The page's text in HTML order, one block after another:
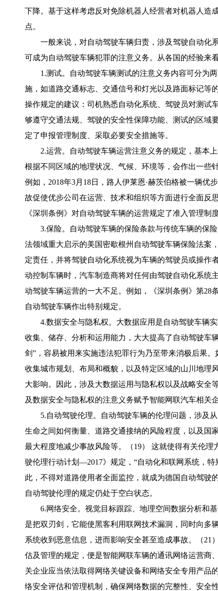
下降。基于这样考虑反对免除机器人经营者对机器人造
点。
一般来说，对自动驾驶车辆归责，涉及驾驶自动化
可成为自动驾驶车辆犯罪的注意义务。从各国的经验来
1.测试。自动驾驶车辆测试的注意义务内容可分为
施，如道路交通标志、交通信号和灯光以及路面标记等
操作规定的建议：司机熟悉自动化系统、驾驶员对测试
够遵守交通法规、驾驶的安全性保障功能、测试的区域
定了申报管理制度、采取必要安全措施等。
2.运营。自动驾驶车辆运营注意义务的规定，基本
根据不同区域的地理状况、气候、环境等，会作出一些
例如，2018年3月18日，路人伊莱恩·赫茨伯格被一辆
故促使优步公司在运营、技术和组织等方面进行全面反
《深圳条例》对自动驾驶车辆的运营规定了准入管理制
3.保险。自动驾驶车辆的保险条款与传统车辆的保
法领域重大启示的美国密歇根州自动驾驶车辆保险法案
定责任，并将驾驶自动化系统视为车辆的驾驶员或操作
动控制车辆时，汽车制造商将对任何由驾驶自动化系统
动驾驶车辆运营的一大不足。例如，《深圳条例》第28
自动驾驶车辆作出特别规定。
4.数据安全与隐私权。大数据应用是自动驾驶车辆
收集、储存、分析和运用能力，大大提高了自动驾驶车
剑”，容易被用来实施违法犯罪行为乃至带来消极后果
收集城市规划、布局和概貌，以及特定区域的山川地理
大影响。因此，涉及大数据运用与隐私权以及战略安全
及数据安全与隐私权的注意义务赋予智能网联汽车相关
5.自动驾驶伦理。自动驾驶车辆的伦理问题，涉及
生命之间如何衡量、道路交通接纳的风险程度，以及国
最大程度地减少事故风险等。（19） 这就使得有关伦
驶伦理行动计划—2017》规定，“自动化和联网系统，
此，不得对道路使用者全面监控，就成为德国自动驾驶
自动驾驶伦理的规定仍处于空白状态。
6.网络安全。视觉目标跟踪、地理空间数据分析和
是把双刃剑，它能使黑客利用联网技术漏洞，同时向多
系统收到恶意信息，进而影响安全甚至造成事故。（
估及管理的规定，便是智能网联车辆的通讯网络运营商
关企业应当依法取得网络关键设备和网络安全专用产品
络安全评估和管理机制，确保网络数据的完整性、安全